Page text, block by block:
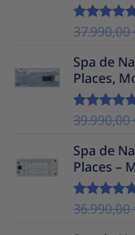
Note5.00
37.990,00
Spa de
Places,
Note5.00
39.990,00
Spa de
Places –
Note5.00
36.990,00